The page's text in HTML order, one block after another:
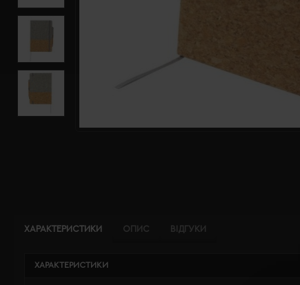
ХАРАКТЕРИСТИКИ ОПИС ВІДГУКИ
ХАРАКТЕРИСТИКИ